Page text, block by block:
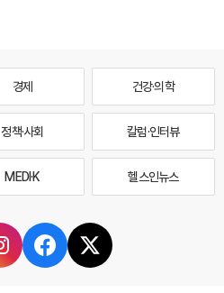
경제 건강·의학
정책·사회 칼럼·인터뷰
MEDI·K 헬스인뉴스